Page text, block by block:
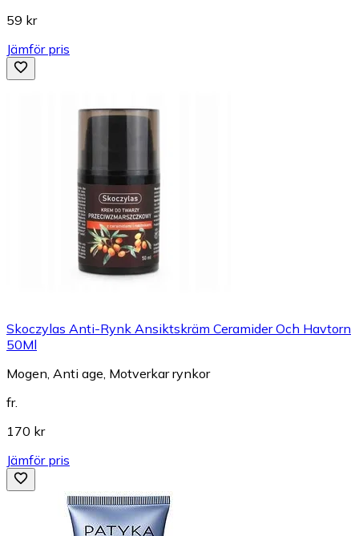
59 kr
Jämför pris
Skoczylas Anti-Rynk Ansiktskräm Ceramider Och Havtorn
50Ml
Mogen, Anti age, Motverkar rynkor
fr.
170 kr
Jämför pris